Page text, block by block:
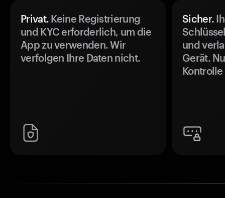
Privat. Keine Registrierung
und KYC erforderlich, um die
App zu verwenden. Wir
verfolgen Ihre Daten nicht.
Sicher.
und
Gerät.